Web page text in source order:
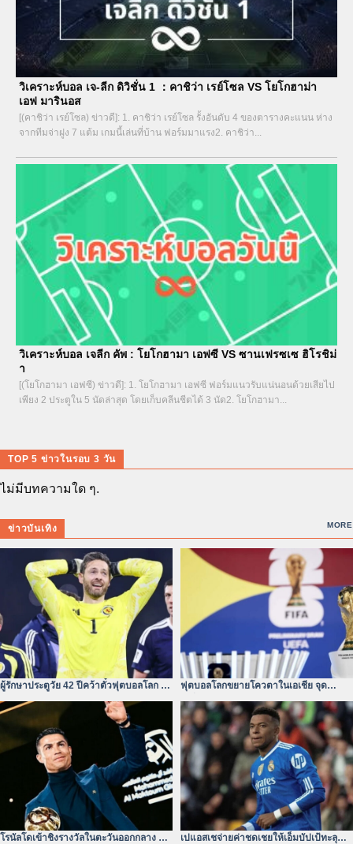
วิเคราะห์บอล เจ-ลีก ดิวิชั่น 1 ：คาชิว่า เรย์โซล VS โยโกฮาม่า
เอฟ มารินอส
[(คาชิว่า เรย์โซล) ข่าวดี]: 1. คาชิว่า เรย์โซล รั้งอันดับ 4 ของตารางคะแนน ห่าง
จากทีมจ่าฝูง 7 แต้ม เกมนี้เล่นที่บ้าน ฟอร์มมาแรง2. คาชิว่า...
วิเคราะห์บอล เจลีก คัพ : โยโกฮามา เอฟซี VS ซานเฟรซเซ ฮิโรชิม่
า
[(โยโกฮามา เอฟซี) ข่าวดี]: 1. โยโกฮามา เอฟซี ฟอร์มแนวรับแน่นอนด้วยเสียไป
เพียง 2 ประตูใน 5 นัดล่าสุด โดยเก็บคลีนชีตได้ 3 นัด2. โยโกฮามา...
TOP 5 ข่าวในรอบ 3 วัน
ไม่มีบทความใด ๆ.
ข่าวบันเทิง MORE
ผู้รักษาประตูวัย 42 ปีคว้าตั๋วฟุตบอลโลก –
หัวใจไม่ยอมแพ้
ฟุตบอลโลกขยายโควตาในเอเชีย จุด
เปลี่ยนของสมรภูมิเอเชีย
โรนัลโดเข้าชิงรางวัลในตะวันออกกลาง ยุค
เปแอสเชจ่ายค่าชดเชยให้เอ็มบัปเป้ทะลุ